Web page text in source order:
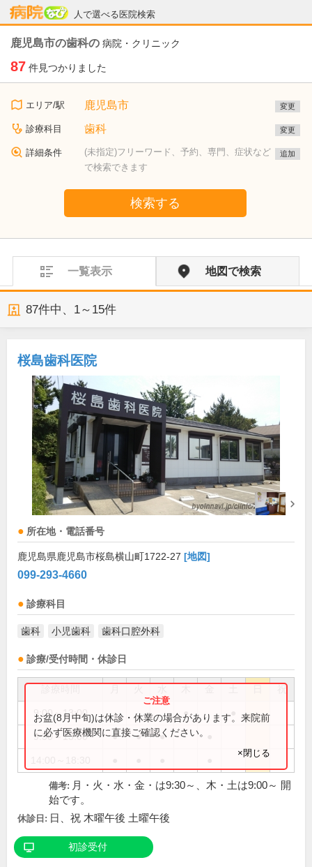
人で選べる医院検索
病院なび
鹿児島市の歯科の 病院・クリニック
87 件見つかりました
エリア/駅 鹿児島市 変更
診療科目 歯科 変更
詳細条件
(未指定)フリーワード、予約、専門、症状など
で検索できます
追加
検索する
一覧表示 地図で検索
87件中、 1～15件
桜島歯科医院
所在地・電話番号
鹿児島県鹿児島市桜島横山町1722-27 [地図]
099-293-4660
診療科目
歯科 小児歯科 歯科口腔外科
診療/受付時間・休診日
祝
9:00～13:00 ●
9:30～13:00 ● ● ●
お盆(8月中旬)は休診・休業の場合があります。来院前
に必ず医療機関に直接ご確認ください。
×閉じる
備考: 月・火・水・金・は9:30～、木・土は9:00～ 開
始です。
休診日: 日、祝 木曜午後 土曜午後
初診受付